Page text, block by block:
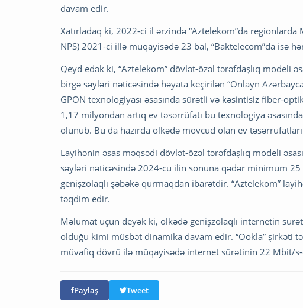
davam edir.
Xatırladaq ki, 2022-ci il ərzində “Aztelekom”da
NPS) 2021-ci illə müqayisədə 23 bal, “Baktelecom”da isə
Qeyd edək ki, “Aztelekom” dövlət-özəl tərəfdaşlıq modeli
birgə səyləri nəticəsində həyata keçirilən “Onlayn
GPON texnologiyası əsasında sürətli və kəsintisiz fiber-
1,17 milyondan artıq ev təsərrüfatı bu texnologiya
olunub. Bu da hazırda ölkədə mövcud olan ev
Layihənin əsas məqsədi dövlət-özəl tərəfdaşlıq modeli
səyləri nəticəsində 2024-cü ilin sonuna qədər minimum
genişzolaqlı şəbəkə qurmaqdan ibarətdir. “Aztelekom”
təqdim edir.
Məlumat üçün deyək ki, ölkədə genişzolaqlı internetin
olduğu kimi müsbət dinamika davam edir. “Ookla” şirkəti
müvafiq dövrü ilə müqayisədə internet sürətinin 22 Mbit/
Paylaş Tweet